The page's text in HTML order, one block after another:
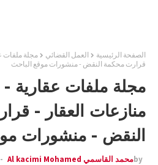
الصفحة الرئيسية العمل القضائي
قرارت محكمة النقض - منشورات موقع الباحث
منازعات العقار -
النقض - منشورات
byمحمد القاسمي Al kacimi Mohamed